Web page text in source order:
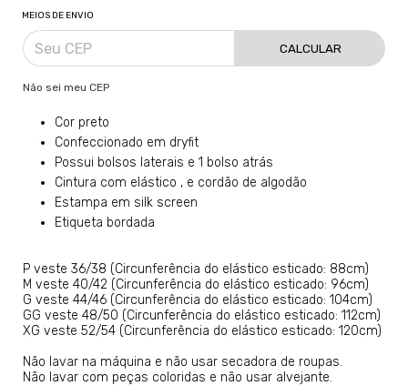
MEIOS DE ENVIO
CALCULAR
Não sei meu CEP
Cor preto
Confeccionado em dryfit
Possui bolsos laterais e 1 bolso atrás
Cintura com elástico , e cordão de algodão
Estampa em silk screen
Etiqueta bordada
P veste 36/38 (Circunferência do elástico esticado: 88cm)
M veste 40/42 (Circunferência do elástico esticado: 96cm)
G veste 44/46 (Circunferência do elástico esticado: 104cm)
GG veste 48/50 (Circunferência do elástico esticado: 112cm)
XG veste 52/54 (Circunferência do elástico esticado: 120cm)
Não lavar na máquina e não usar secadora de roupas.
Não lavar com peças coloridas e não usar alvejante.